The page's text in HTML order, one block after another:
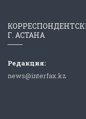
Г. АСТАНА
Редакция:
news@interfax.kz